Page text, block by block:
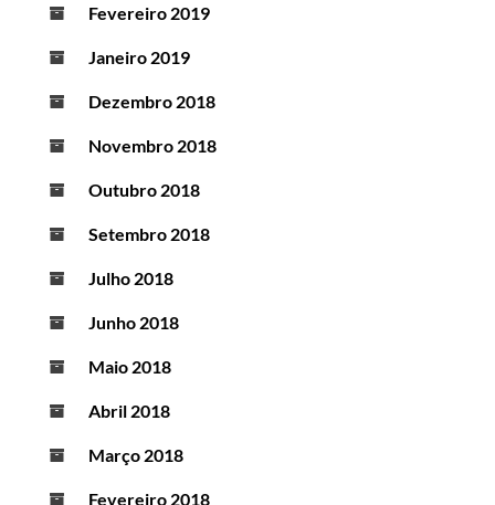
Fevereiro 2019
Janeiro 2019
Dezembro 2018
Novembro 2018
Outubro 2018
Setembro 2018
Julho 2018
Junho 2018
Maio 2018
Abril 2018
Março 2018
Fevereiro 2018